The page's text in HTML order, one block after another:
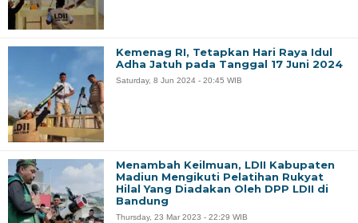
Kemenag RI, Tetapkan Hari Raya Idul
Adha Jatuh pada Tanggal 17 Juni 2024
Saturday, 8 Jun 2024 - 20:45 WIB
Menambah Keilmuan, LDII Kabupaten
Madiun Mengikuti Pelatihan Rukyat
Hilal Yang Diadakan Oleh DPP LDII di
Bandung
Thursday, 23 Mar 2023 - 22:29 WIB